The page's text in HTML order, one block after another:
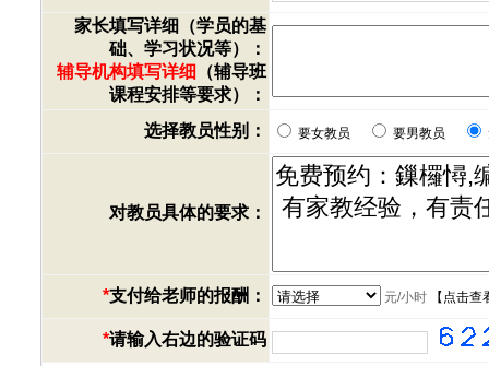
家长填写详细（学员的基
础、学习状况等）：
辅导机构填写详细 （辅导班
课程安排等要求）：
选择教员性别：
要女教员 要男教员
对教员具体的要求：
*支付给老师的报酬： 元/小时【 点击查
*请输入右边的验证码